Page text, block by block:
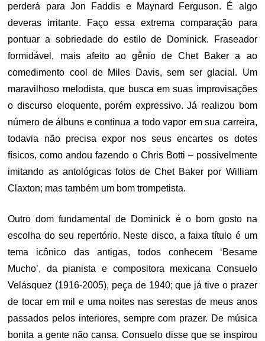
perderá para Jon Faddis e Maynard Ferguson. É algo
deveras irritante. Faço essa extrema comparação para
pontuar a sobriedade do estilo de Dominick. Fraseador
formidável, mais afeito ao gênio de Chet Baker a ao
comedimento cool de Miles Davis, sem ser glacial. Um
maravilhoso melodista, que busca em suas improvisações
o discurso eloquente, porém expressivo. Já realizou bom
número de álbuns e continua a todo vapor em sua carreira,
todavia não precisa expor nos seus encartes os dotes
físicos, como andou fazendo o Chris Botti – possivelmente
imitando as antológicas fotos de Chet Baker por William
Claxton; mas também um bom trompetista.
Outro dom fundamental de Dominick é o bom gosto na
escolha do seu repertório. Neste disco, a faixa título é um
tema icônico das antigas, todos conhecem ‘Besame
Mucho’, da pianista e compositora mexicana Consuelo
Velásquez (1916-2005), peça de 1940; que já tive o prazer
de tocar em mil e uma noites nas serestas de meus anos
passados pelos interiores, sempre com prazer. De música
bonita a gente não cansa. Consuelo disse que se inspirou